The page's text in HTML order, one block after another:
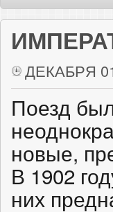
ДЕКАБРЯ
Поезд
новые,
В 1902
них